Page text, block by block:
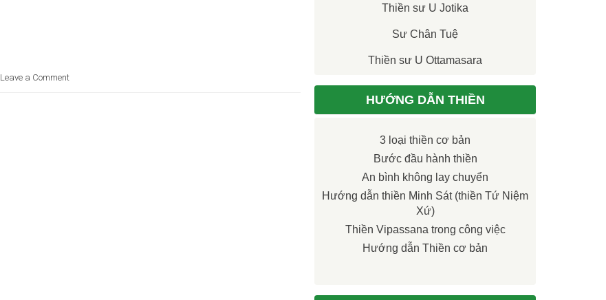
Leave a Comment
Thiền sư U Jotika
Sư Chân Tuệ
Thiền sư U Ottamasara
HƯỚNG DẪN THIỀN
3 loại thiền cơ bản
Bước đầu hành thiền
An bình không lay chuyển
Hướng dẫn thiền Minh Sát (thiền Tứ Niệm
Xứ)
Thiền Vipassana trong công việc
Hướng dẫn Thiền cơ bản